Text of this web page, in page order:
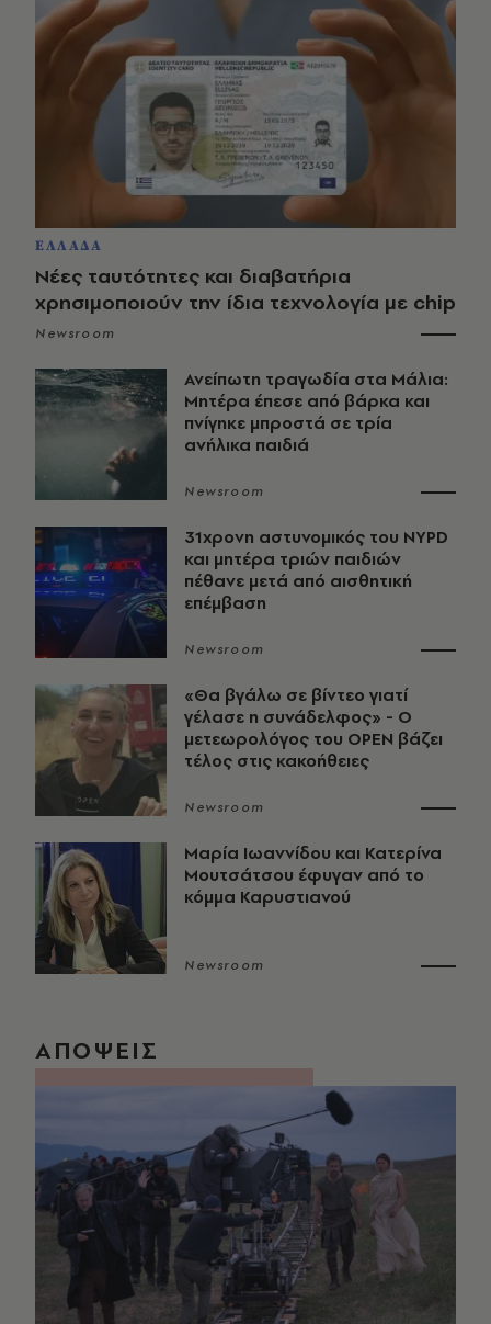
ΕΛΛΑΔΑ
Νέες ταυτότητες και διαβατήρια
χρησιμοποιούν την ίδια τεχνολογία με chip
Newsroom
Ανείπωτη τραγωδία στα Μάλια:
Μητέρα έπεσε από βάρκα και
πνίγηκε μπροστά σε τρία
ανήλικα παιδιά
Newsroom
31χρονη αστυνομικός του NYPD
και μητέρα τριών παιδιών
πέθανε μετά από αισθητική
επέμβαση
Newsroom
«Θα βγάλω σε βίντεο γιατί
γέλασε η συνάδελφος» - Ο
μετεωρολόγος του OPEN βάζει
τέλος στις κακοήθειες
Newsroom
Μαρία Ιωαννίδου και Κατερίνα
Μουτσάτσου έφυγαν από το
κόμμα Καρυστιανού
Newsroom
ΑΠΟΨΕΙΣ